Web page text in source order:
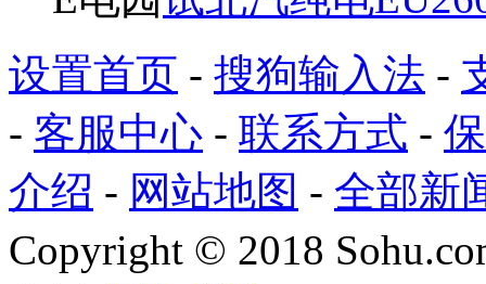
设置首页 - 搜狗输入法 -
- 客服中心 - 联系方式 -
介绍 - 网站地图 - 全部新
Copyright © 2018